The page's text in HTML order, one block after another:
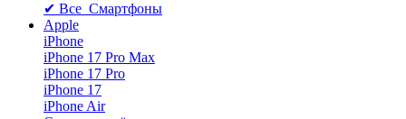
✔ Все Смартфоны
Apple
iPhone
iPhone 17 Pro Max
iPhone 17 Pro
iPhone 17
iPhone Air